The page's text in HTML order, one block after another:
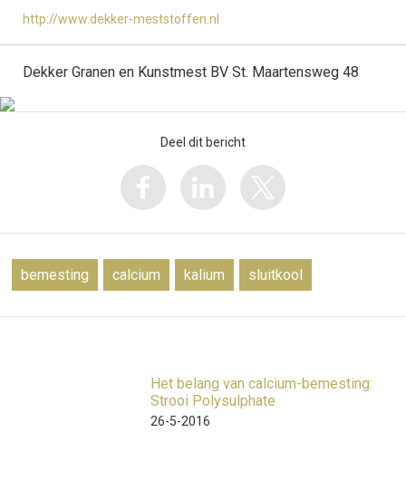
http://www.dekker-meststoffen.nl
Dekker Granen en Kunstmest BV St. Maartensweg 48
Deel dit bericht
bemesting calcium kalium sluitkool
Het belang van calcium-bemesting:
Strooi Polysulphate
26-5-2016